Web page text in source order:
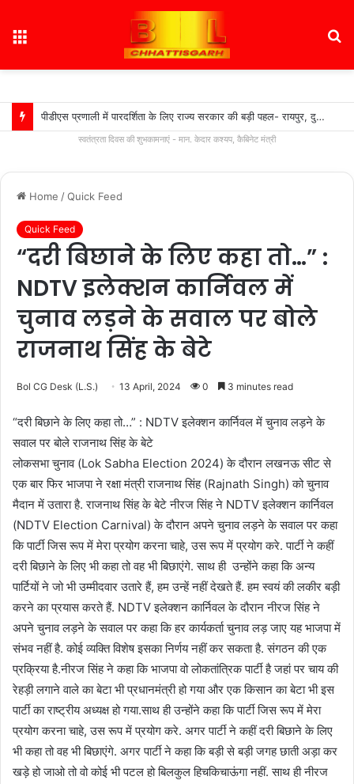
पीडीएस प्रणाली में पारदर्शिता के लिए राज्य सरकार की बड़ी पहल- रायपुर, दुर्ग और बिलासपुर में तीन ‘अन्नपूर्ति ग्रेन एटीएम‘ का शुभारंभ…
स्वतंत्रता दिवस की शुभकामनाएं - मान. केदार कश्यप, कैबिनेट मंत्री
Home /Quick Feed
Quick Feed
“दरी बिछाने के लिए कहा तो…” :
NDTV इलेक्शन कार्निवल में
चुनाव लड़ने के सवाल पर बोले
राजनाथ सिंह के बेटे
Bol CG Desk (L.S.) 13 April, 2024 0 3 minutes read
“दरी बिछाने के लिए कहा तो…” : NDTV इलेक्शन कार्निवल में चुनाव लड़ने के
सवाल पर बोले राजनाथ सिंह के बेटे
लोकसभा चुनाव (Lok Sabha Election 2024) के दौरान लखनऊ सीट से
एक बार फिर भाजपा ने रक्षा मंत्री राजनाथ सिंह (Rajnath Singh) को चुनाव
मैदान में उतारा है. राजनाथ सिंह के बेटे नीरज सिंह ने NDTV इलेक्शन कार्निवल
(NDTV Election Carnival) के दौरान अपने चुनाव लड़ने के सवाल पर कहा
कि पार्टी जिस रूप में मेरा प्रयोग करना चाहे, उस रूप में प्रयोग करे. पार्टी ने कहीं
दरी बिछाने के लिए भी कहा तो वह भी बिछाएंगे. साथ ही उन्‍होंने कहा कि अन्‍य
पार्टियों ने जो भी उम्‍मीदवार उतारे हैं, हम उन्‍हें नहीं देखते हैं. हम स्‍वयं की लकीर बड़ी
करने का प्रयास करते हैं. NDTV इलेक्शन कार्निवल के दौरान नीरज सिंह ने
अपने चुनाव लड़ने के सवाल पर कहा कि हर कार्यकर्ता चुनाव लड़ जाए यह भाजपा में
संभव नहीं है. कोई व्‍यक्ति विशेष इसका निर्णय नहीं कर सकता है. संगठन की एक
प्रक्रिया है.नीरज सिंह ने कहा कि भाजपा वो लोकतांत्रिक पार्टी है जहां पर चाय की
रेहड़ी लगाने वाले का बेटा भी प्रधानमंत्री हो गया और एक किसान का बेटा भी इस
पार्टी का राष्‍ट्रीय अध्‍यक्ष हो गया.साथ ही उन्‍होंने कहा कि पार्टी जिस रूप में मेरा
प्रयोग करना चाहे, उस रूप में प्रयोग करे. अगर पार्टी ने कहीं दरी बिछाने के लिए
भी कहा तो वह भी बिछाएंगे. अगर पार्टी ने कहा कि बड़ी से बड़ी जगह छाती अड़ा कर
खड़े हो जाओ तो वो कोई भी पटल हो बिलकुल हिचकिचाऊंगा नहीं. साथ ही नीरज